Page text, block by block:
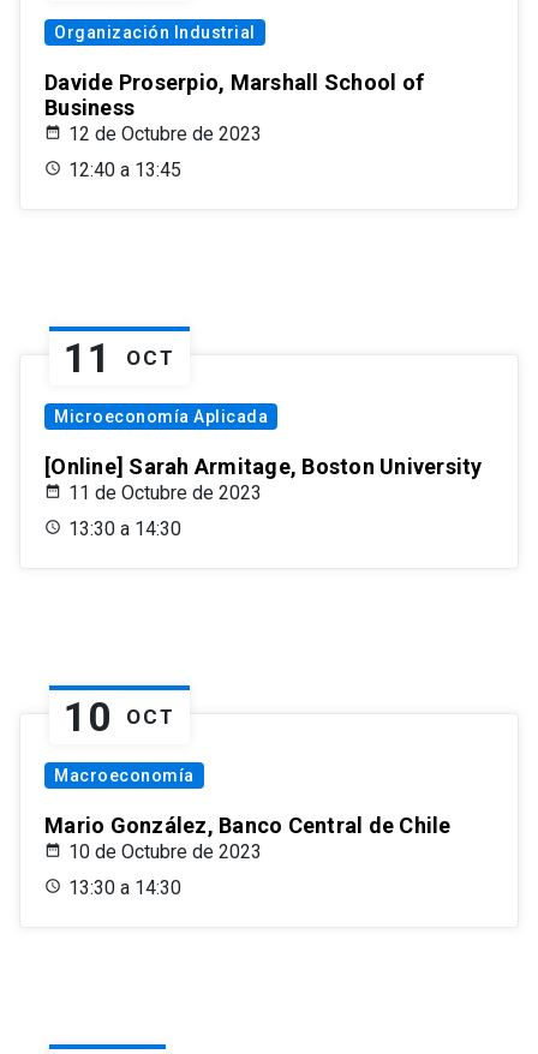
Organización Industrial
Davide Proserpio, Marshall School of
Business
12 de Octubre de 2023
12:40 a 13:45
11 OCT
Microeconomía Aplicada
[Online] Sarah Armitage, Boston University
11 de Octubre de 2023
13:30 a 14:30
10 OCT
Macroeconomía
Mario González, Banco Central de Chile
10 de Octubre de 2023
13:30 a 14:30